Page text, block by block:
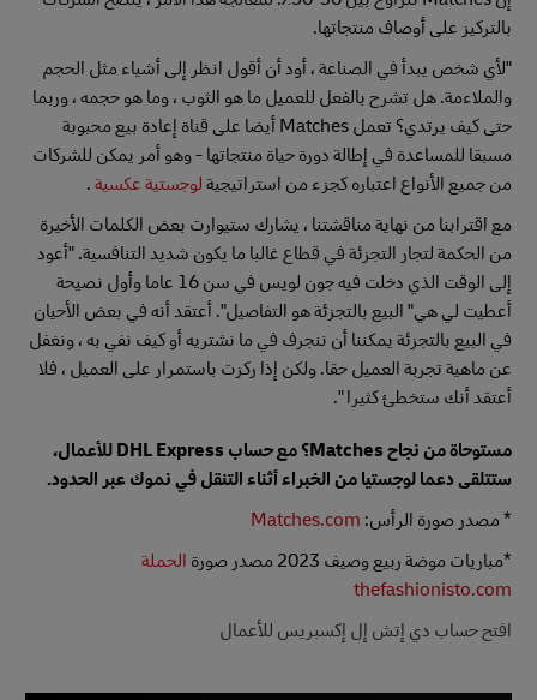
بالتركيز على أوصاف منتجاتها.
"لأي شخص يبدأ في الصناعة ، أود أن أقول انظر إلى أشياء مثل الحجم
والملاءمة. هل تشرح بالفعل للعميل ما هو الثوب ، وما هو حجمه ، وربما
حتى كيف يرتدي؟ تعمل Matches أيضا على قناة إعادة بيع محبوبة
مسبقا للمساعدة في إطالة دورة حياة منتجاتها - وهو أمر يمكن للشركات
من جميع الأنواع اعتباره كجزء من استراتيجية لوجستية عكسية .
مع اقترابنا من نهاية مناقشتنا ، يشارك ستيوارت بعض الكلمات الأخيرة
من الحكمة لتجار التجزئة في قطاع غالبا ما يكون شديد التنافسية. "أعود
إلى الوقت الذي دخلت فيه جون لويس في سن 16 عاما وأول نصيحة
أعطيت لي هي" البيع بالتجزئة هو التفاصيل". أعتقد أنه في بعض الأحيان
في البيع بالتجزئة يمكننا أن ننجرف في ما نشتريه أو كيف نفي به ، ونغفل
عن ماهية تجربة العميل حقا. ولكن إذا ركزت باستمرار على العميل ، فلا
أعتقد أنك ستخطئ كثيرا ".
مستوحاة من نجاح Matches؟ مع حساب DHL Express للأعمال،
ستتلقى دعما لوجستيا من الخبراء أثناء التنقل في نموك عبر الحدود.
* مصدر صورة الرأس: Matches.com
*مباريات موضة ربيع وصيف 2023 مصدر صورة
الحملة
thefashionisto.com
افتح حساب دي إتش إل إكسبريس للأعمال